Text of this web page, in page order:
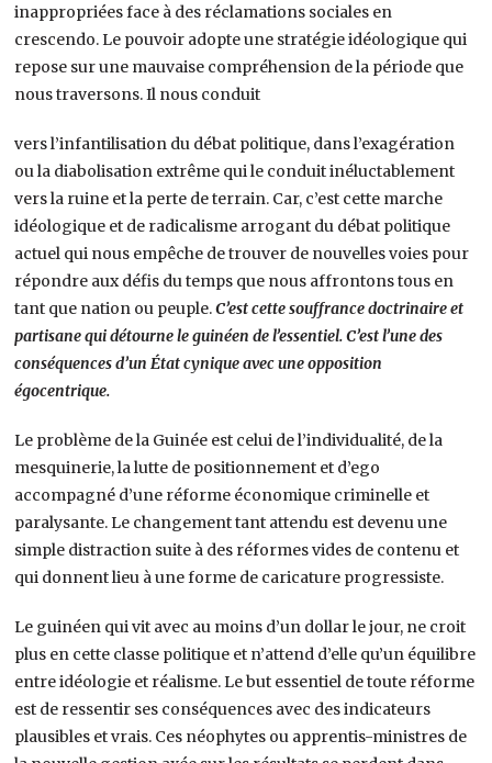
inappropriées face à des réclamations sociales en
crescendo. Le pouvoir adopte une stratégie idéologique qui
repose sur une mauvaise compréhension de la période que
nous traversons. Il nous conduit
vers l’infantilisation du débat politique, dans l’exagération
ou la diabolisation extrême qui le conduit inéluctablement
vers la ruine et la perte de terrain. Car, c’est cette marche
idéologique et de radicalisme arrogant du débat politique
actuel qui nous empêche de trouver de nouvelles voies pour
répondre aux défis du temps que nous affrontons tous en
tant que nation ou peuple.C’est cette souffrance doctrinaire et
partisane qui détourne le guinéen de l’essentiel. C’est l’une des
conséquences d’un État cynique avec une opposition
égocentrique.
Le problème de la Guinée est celui de l’individualité, de la
mesquinerie, la lutte de positionnement et d’ego
accompagné d’une réforme économique criminelle et
paralysante. Le changement tant attendu est devenu une
simple distraction suite à des réformes vides de contenu et
qui donnent lieu à une forme de caricature progressiste.
Le guinéen qui vit avec au moins d’un dollar le jour, ne croit
plus en cette classe politique et n’attend d’elle qu’un équilibre
entre idéologie et réalisme. Le but essentiel de toute réforme
est de ressentir ses conséquences avec des indicateurs
plausibles et vrais. Ces néophytes ou apprentis-ministres de